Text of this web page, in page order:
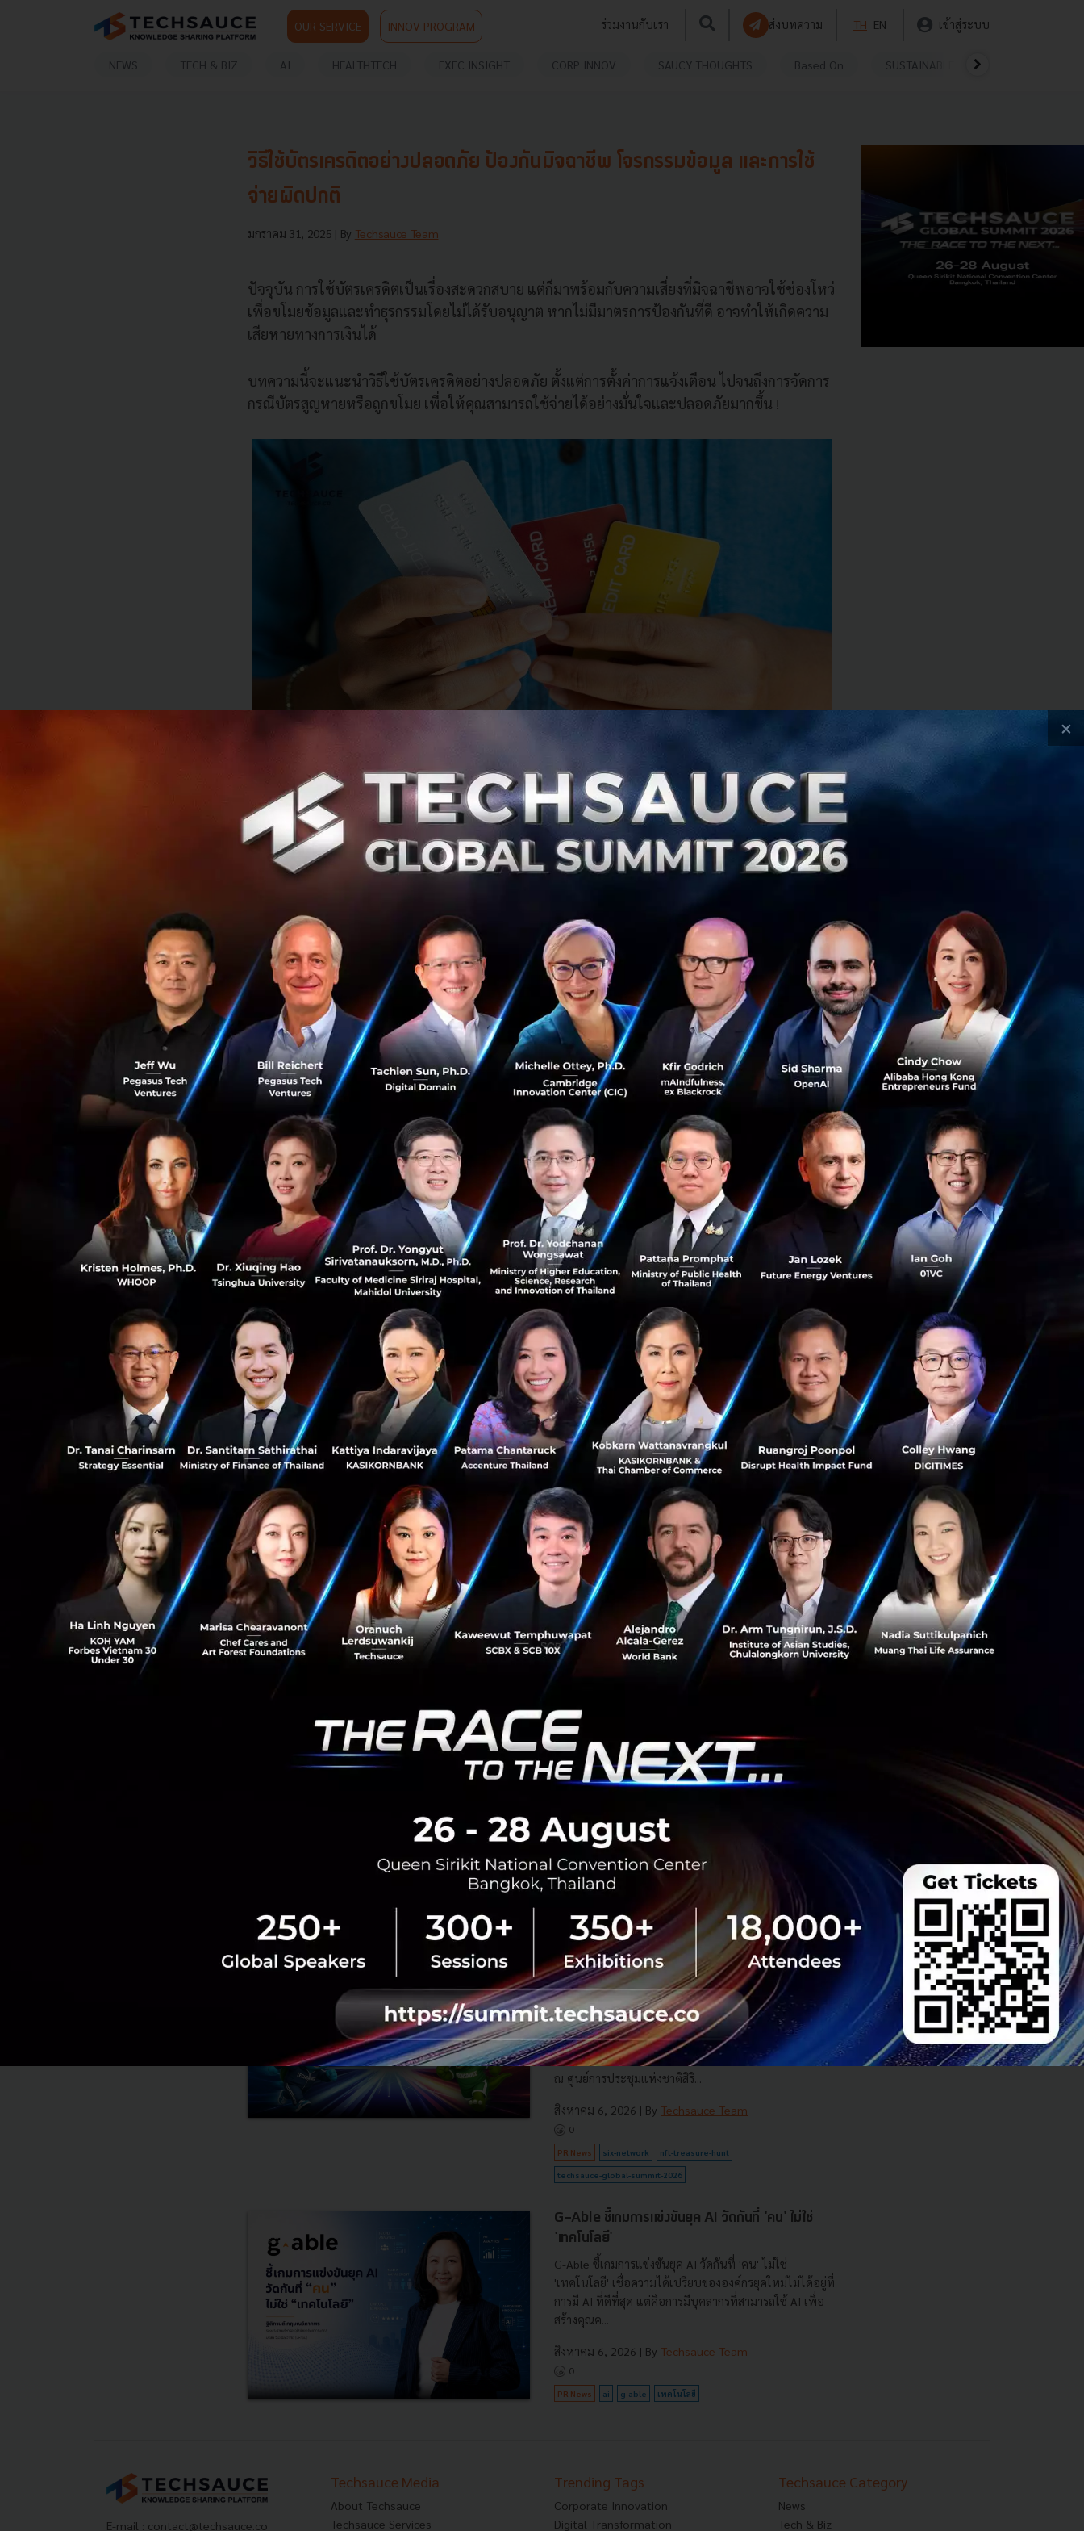
OUR SERVICE INNOV PROGRAM ร่วมงานกับเรา ส่งบทความ TH EN เข้าสู่ระบบ
NEWS TECH & BIZ AI HEALTHTECH EXEC INSIGHT CORP INNOV SAUCY THOUGHTS Based On SUSTAINABLE
0
0
วิธีใช้บัตรเครดิตอย่างปลอดภัย ป้องกันมิจฉาชีพ โจรกรรมข้อมูล และการใช้
จ่ายผิดปกติ
มกราคม 31, 2025 | By Techsauce Team
ปัจจุบัน การใช้บัตรเครดิตเป็นเรื่องสะดวกสบาย แต่ก็มาพร้อมกับความเสี่ยงที่มิจฉาชีพอาจใช้ช่องโหว่
เพื่อขโมยข้อมูลและทำธุรกรรมโดยไม่ได้รับอนุญาต หากไม่มีมาตรการป้องกันที่ดี อาจทำให้เกิดความ
เสียหายทางการเงินได้
บทความนี้จะแนะนำวิธีใช้บัตรเครดิตอย่างปลอดภัย ตั้งแต่การตั้งค่าการแจ้งเตือน ไปจนถึงการจัดการ
กรณีบัตรสูญหายหรือถูกขโมย เพื่อให้คุณสามารถใช้จ่ายได้อย่างมั่นใจและปลอดภัยมากขึ้น !
คำแนะนำใช้บัตรเครดิต ให้ปลอดภัยจากมิจฉาชีพ
ควรเพิ่มบัตรเครดิตในโมบาย แบงกิ้ง ของธนาคารผู้ออกบัตร
เนื่องจากโมบาย แบงกิ้ง ของผู้
ออกบัตรเครดิต จะมีฟีเจอร์การแจ้งเตือนการใช้บัตร ฟีเจอร์ระงับบัตรชั่วคราว รวมถึงฟีเจอร์
กำหนดวงเงินใช้บัตร
ธนาคารผู้ออกบัตรบางแห่ง อาจมี LINE Official Account ที่ผู้ถือบัตรสามารถลงทะเบียนและ
ผูกบัตรได้ขอให้ผู้ถือบัตรเปิดแจ้งเตือนยอดใช้จ่ายผ่านบัตรเครดิตผ่าน LINE เพื่อรับการแจ้ง
เตือนทันที ทุกครั้งที่มีการชำระค่าสินค้าหรือบริการผ่านบัตรเครดิต
หากพบสัญญาณผิดปกติของการใช้จ่ายหรือไม่ได้เป็นผู้ทำรายการขอให้ผู้ถือบัตรรีบอายัดบัตร
ทันที
ผู้ถือบัตรควรตรวจสอบยอดการใช้จ่ายผ่านบัตรเครดิตทุกครั้ง
ที่มีการรูดใช้จ่าย รวมถึง ตรวจ
สอบยอดเรียกเก็บใน Statement หากพบว่ามีรายการใช้จ่ายที่ไม่ได้เป็นผู้ใช้ หรือมีข้อสงสัย ขอ
ให้รีบติดต่อธนาคารผู้ออกบัตรทันที
ผู้ถือบัตรควรระมัดระวังกรณีฟิชชิ่ง (Phishing) ไม่กดลิงก์ (Link) จากเอสเอ็มเอส (SMS) หรือ
อีเมล์ (Email) ที่ไม่น่าเชื่อถือที่สำคัญคือ ไม่ใส่ข้อมูลหมายเลขบัตร วันหมดอายุ รหัสหลังบัตร
รหัส OTP โดยเด็ดขาด
ผู้ถือบัตรควรระวังไม่เปิดเผยรหัส OTPสำหรับการซื้อสินค้าออนไลน์ ให้กับบุคคลอื่นทุกกรณี
กรณีพบว่า บัตรเครดิตสูญหาย ถูกขโมย หรือมีการแจ้งเตือนว่า บัตรเครดิตถูกตัดเงินโดยที่เจ้าของบัญชี
สิ่งที่ควรรีบทำคือ
โทรแจ้ง Call Center ของธนาคารเจ้าของบัตรเพื่อทำการแจ้งอายัดบัตรเครดิตโดยเร็วที่สุด
เมื่อมีการออกบัตรเครดิตใบใหม่หรือใช้บัตรเครดิตใบเดิม แนะนำให้ผูกบัตรเครดิตไว้กับโมบาย แบ
งกิ้ง ซึ่งเป็นการใช้งานในลักษณะ Virtual Card เนื่องจากมีระบบรักษาความปลอดภัยทั้งการใส่ Pin
หรือยืนยันตัวตนด้วยใบหน้า ทุกครั้งที่เข้าใช้งาน โดยเมื่อผูกบัตรเครดิตไว้แล้ว สามารถสแกนจ่ายด้วย
QR Code ผ่านโมบาย แบงกิ้งได้ ไม่ต้องพกบัตร สะดวก และปลอดภัยมากยิ่งขึ้น
ข้อมูล:ธนาคารกสิกรไทย
PR News มิจฉาชีพ บัตรเครดิต
No comment
กรุงเทพโปรดิ๊วส x Esri ใช้ดาวเทียม ArcGIS ส่อง
พิกัดแปลงปลูก ดันเกษตรโปร่งใส
กรุงเทพโปรดิ๊วส ผนึก Esri Thailand นำระบบแผนที่
อัจฉริยะ 'ArcGIS' และภาพถ่ายดาวเทียม ตรวจพิกัดแปลง
มาตรฐานค้าโลก EUDR พร้อมลดต้นทุนก...
สิงหาคม 7, 2026
0
PR News arcgis
SIX Network และ Techsauce สานต่อความร่วม
มือปีที่ 4 นำ NFT Treasure Hunt Season 4 ยก
ระดับประสบการณ์ดิจิทัลใน Techsauce Global
Summit 2026
SIX Network ผนึกกำลังกับ Techsauce อีกครั้งในงาน
Techsauce Global Summit 2026 ภายใต้ธีม "The Race
to The Next…" จัดขึ้นระหว่างวันที่ 26-28 สิงหาคม 2026
ณ ศูนย์การประชุมแห่งชาติสิริ...
สิงหาคม 6, 2026 | By Techsauce Team
0
PR News six-network nft-treasure-hunt
techsauce-global-summit-2026
G-Able ชี้เกมการแข่งขันยุค AI วัดกันที่ 'คน' ไม่ใช่
'เทคโนโลยี'
G-Able ชี้เกมการแข่งขันยุค AI วัดกันที่ 'คน' ไม่ใช่
'เทคโนโลยี' เชื่อความได้เปรียบขององค์กรยุคใหม่ไม่ได้อยู่ที่
การมี AI ที่ดีที่สุด แต่คือการมีบุคลากรที่สามารถใช้ AI เพื่อ
สร้างคุณค...
สิงหาคม 6, 2026 | By Techsauce Team
0
PR News ai g-able เทคโนโลยี
E-mail : contact@techsauce.co
Techsauce Media
About Techsauce
Techsauce Services
Trending Tags
Corporate Innovation
Digital Transformation
Techsauce Category
News
Tech & Biz
×